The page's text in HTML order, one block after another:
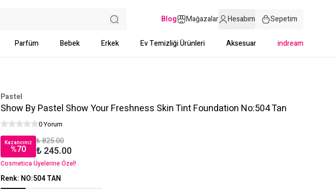
Blog Mağazalar Hesabım Sepetim
Parfüm Bebek Erkek Ev Temizliği Ürünleri Aksesuar indream
Pastel
Show By Pastel Show Your Freshness Skin Tint Foundation No:504 Tan
0 Yorum
Kazancınız
%70
₺ 825.00
₺ 245.00
Cosmetica Üyelerine Özel!
Renk: NO:504 TAN